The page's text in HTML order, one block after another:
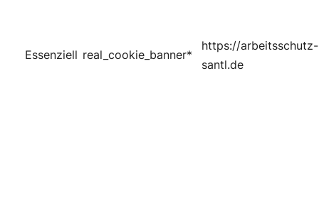
Essenziell real_cookie_banner*
https://arbeitsschutz-
santl.de